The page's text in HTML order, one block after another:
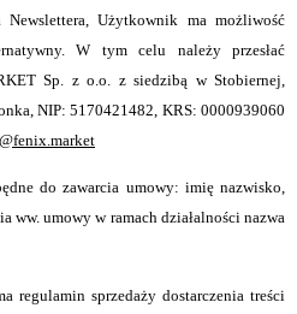
Newslettera, Użytkownik ma możliwość
W tym celu należy przesłać
Sp. z o.o. z siedzibą w Stobiernej,
NIP: 5170421482, KRS: 0000939060
do zawarcia umowy: imię nazwisko,
ww. umowy w ramach działalności nazwa
regulamin sprzedaży dostarczenia treści